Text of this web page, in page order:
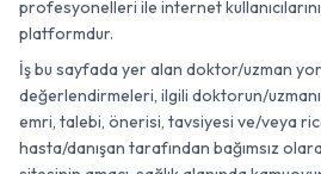
profesyonelleri ile internet
platformdur.
İş bu sayfada yer alan doktor/uzman
değerlendirmeleri, ilgili doktorun/
emri, talebi, önerisi, tavsiyesi ve/veya
hasta/danışan tarafından bağımsız